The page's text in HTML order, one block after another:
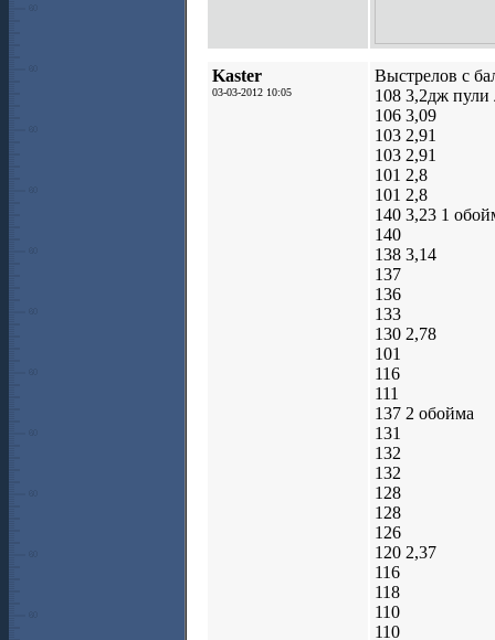
Kaster
03-03-2012 10:05
Выстрелов с
108 3,2дж
106 3,09
103 2,91
103 2,91
101 2,8
101 2,8
140 3,23 1
140
138 3,14
137
136
133
130 2,78
101
116
111
137 2 обойма
131
132
132
128
128
126
120 2,37
116
118
110
110